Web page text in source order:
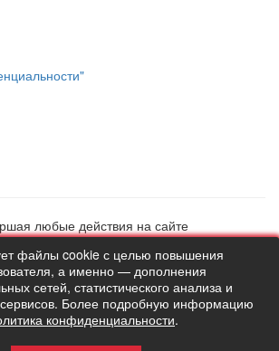
любые действия на сайте
, в противном случае рекомендуем
Цены и информация представлена на
целях и не являются
при каких обстоятельствах!
файлы cookie с целью повышения
а именно — дополнения
сетей, статистического анализа и
Более подробную информацию
конфиденциальности.